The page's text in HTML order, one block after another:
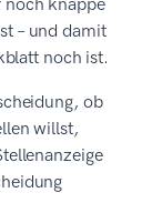
noch knappe
– und damit
noch ist.
ob
willst,